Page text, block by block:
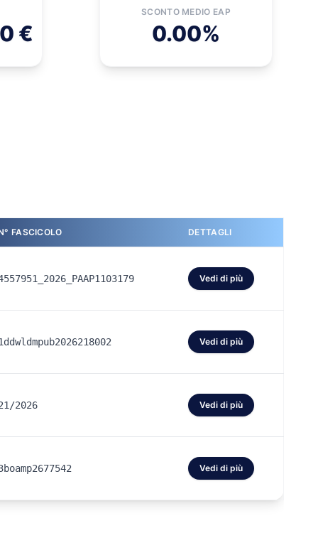
€
SCONTO MEDIO EAP
0.00%
FASCICOLO DETTAGLI
Vedi di più
Vedi di più
2026 Vedi di più
Vedi di più